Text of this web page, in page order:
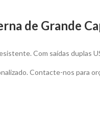
de Grande
Com saídas duplas
Contacte-nos para